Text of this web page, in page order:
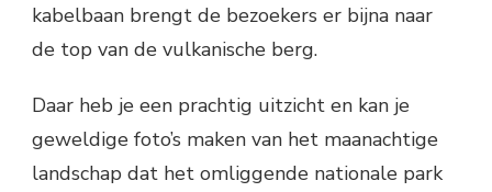
kabelbaan brengt de bezoekers er bijna naar
de top van de vulkanische berg.
Daar heb je een prachtig uitzicht en kan je
geweldige foto’s maken van het maanachtige
landschap dat het omliggende nationale park